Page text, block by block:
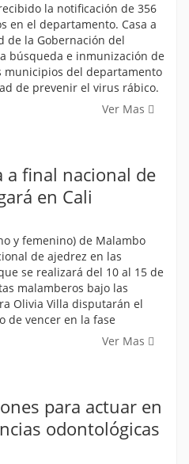
la notificación de 356
en el departamento. Casa a
de la Gobernación del
búsqueda e inmunización de
municipios del departamento
de prevenir el virus rábico.
Ver Mas
a final nacional de
en Cali
y femenino) de Malambo
de ajedrez en las
se realizará del 10 al 15 de
malamberos bajo las
Olivia Villa disputarán el
de vencer en la fase
Ver Mas
para actuar en
odontológicas